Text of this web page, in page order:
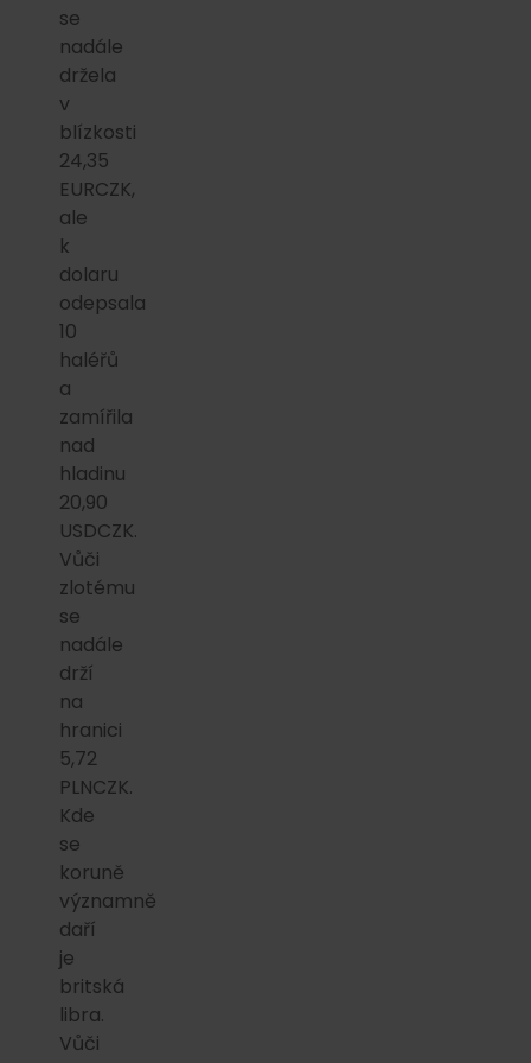
se
nadále
držela
v
blízkosti
24,35
EURCZK,
ale
k
dolaru
odepsala
10
haléřů
a
zamířila
nad
hladinu
20,90
USDCZK.
Vůči
zlotému
se
nadále
drží
na
hranici
5,72
PLNCZK.
Kde
se
koruně
významně
daří
je
britská
libra.
Vůči